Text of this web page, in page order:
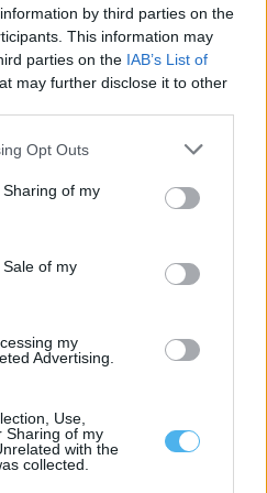
by third parties on the
This information may
parties on the IAB’s List of
may further disclose it to other
Opt Outs
of my
of my
my
Advertising.
Use,
Sharing of my
with the
collected.
prolongamento de 400
de Sines
(EIA) do prolongamento noroeste